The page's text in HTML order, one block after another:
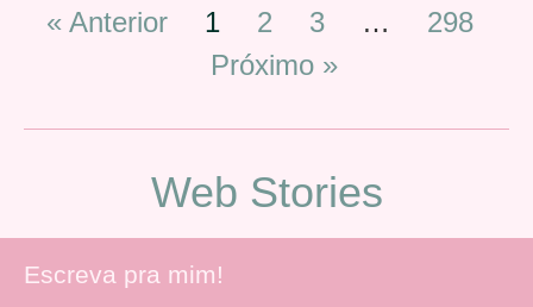
« Anterior 1 2 3 …
298
Próximo »
Web Stories
Escreva pra mim!